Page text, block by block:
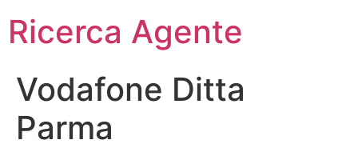
Ricerca Agente
Vodafone Ditta
Parma